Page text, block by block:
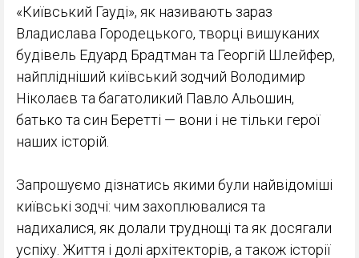
«Київський Гауді», як називають зараз
Владислава Городецького, творці вишуканих
будівель Едуард Брадтман та Георгій Шлейфер,
найплідніший київський зодчий Володимир
Ніколаєв та багатоликий Павло Альошин,
батько та син Беретті — вони і не тільки герої
наших історій.
Запрошуємо дізнатись якими були найвідоміші
київські зодчі: чим захоплювалися та
надихалися, як долали труднощі та як досягали
успіху. Життя і долі архітекторів, а також історії